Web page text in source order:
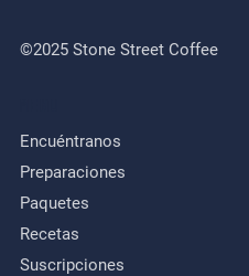
©2025 Stone Street Coffee
Encuéntranos
Preparaciones
Paquetes
Recetas
Suscripciones